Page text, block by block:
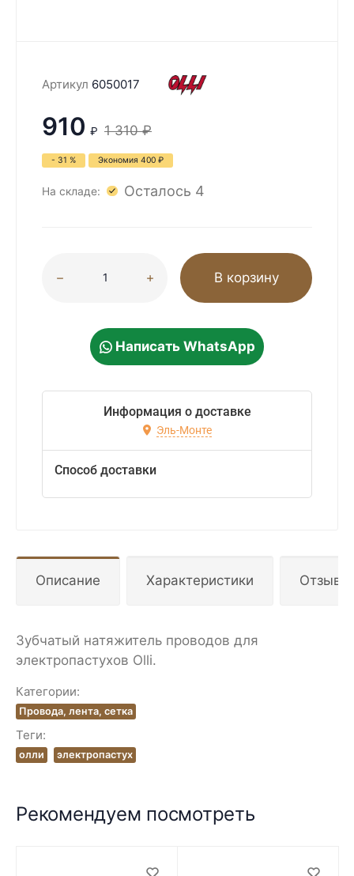
Артикул 6050017
910 ₽ 1 310 ₽
- 31 % Экономия 400 ₽
На складе: Осталось 4
В корзину
Написать WhatsApp
Информация о доставке
Эль-Монте
Способ доставки
Описание Характеристики
Зубчатый натяжитель проводов для
электропастухов Olli.
Категории:
Провода, лента, сетка
Теги:
олли электропастух
Рекомендуем посмотреть